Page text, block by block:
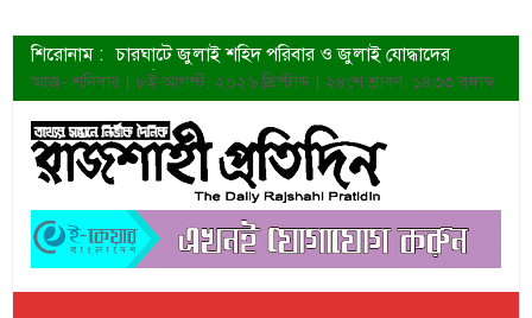
শিরোনাম : চারঘাটে জুলাই শহিদ পরিবার ও জুলাই যোদ্ধাদের
সংবর্ধনা
শহীদদের প্রত্যাশা এখনো পূরণ হয়নি: ডা. শফিকুর রহমান
ত্বক ভালো রাখতে যে ৫ কাজ করবেন
জুলাই স্মৃতি জাদুঘরের দুয়ার খুলেছে উদ্বোধন করলেন
প্রধানমন্ত্রী
শাহরুখের নতুন সিনেমার লুক
কোয়ার্টার ফাইনালে নেইমারের দুর্দান্ত অ্যাসিস্টে সান্তোস
ডেনিস লিয়ামিন রাশিয়ার ড্রোন বাহিনীর প্রধান হলেন
জুলাই শহিদদের আত্মত্যাগ জাতি চিরকাল শ্রদ্ধার সাথে
আজ- শনিবার | ৮ই আগস্ট, ২০২৬ খ্রিস্টাব্দ | ২৪শে শ্রাবণ, ১৪৩৩ বঙ্গাব্দ